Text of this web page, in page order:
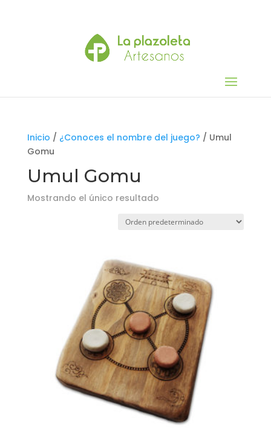
Inicio / ¿Conoces el nombre del juego? / Umul
Gomu
Umul Gomu
Mostrando el único resultado